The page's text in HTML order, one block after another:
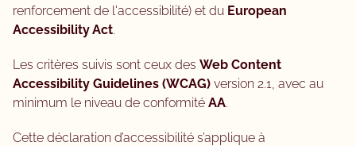
renforcement de l'accessibilité) et du European
Accessibility Act.
Les critères suivis sont ceux des Web Content
Accessibility Guidelines (WCAG) version 2.1, avec au
minimum le niveau de conformité AA.
Cette déclaration d’accessibilité s’applique à